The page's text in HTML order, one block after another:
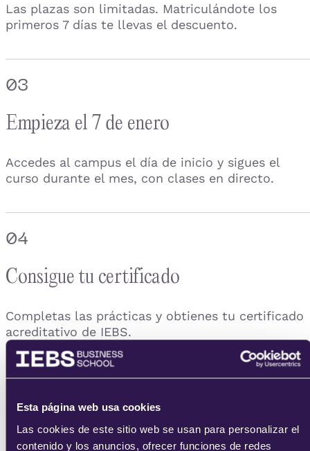
Esta página web usa cookies
Las cookies de este sitio web se usan para personalizar el
contenido y los anuncios, ofrecer funciones de redes
Las plazas son limitadas. Matriculándote los
primeros 7 días te llevas el descuento.
03
Empieza el 7 de enero
Accedes al campus el día de inicio y sigues el
curso durante el mes, con clases en directo.
04
Consigue tu certificado
Completas las prácticas y obtienes tu certificado
acreditativo de IEBS.